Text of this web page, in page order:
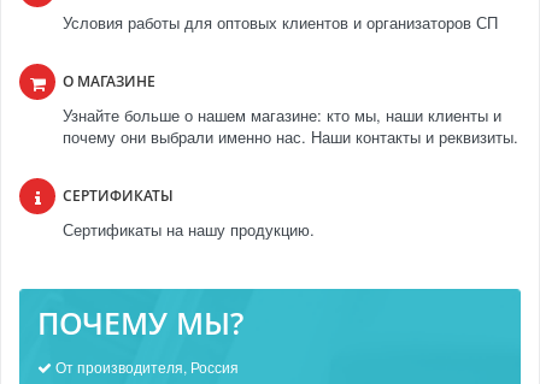
Условия работы для оптовых клиентов и организаторов СП
О МАГАЗИНЕ
Узнайте больше о нашем магазине: кто мы, наши клиенты и
почему они выбрали именно нас. Наши контакты и реквизиты.
СЕРТИФИКАТЫ
Сертификаты на нашу продукцию.
ПОЧЕМУ МЫ?
От производителя, Россия